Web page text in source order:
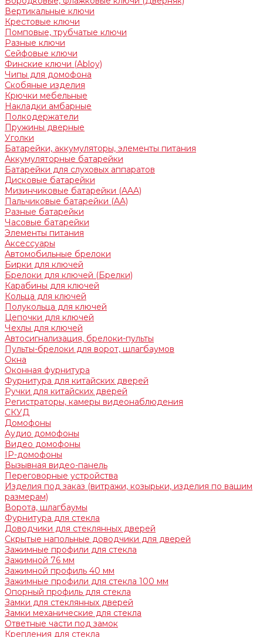
Вертикальные ключи
Крестовые ключи
Помповые, трубчатые ключи
Разные ключи
Сейфовые ключи
Финские ключи (Abloy)
Чипы для домофона
Скобяные изделия
Крючки мебельные
Накладки амбарные
Полкодержатели
Пружины дверные
Уголки
Батарейки, аккумуляторы, элементы питания
Аккумуляторные батарейки
Батарейки для слуховых аппаратов
Дисковые батарейки
Мизинчиковые батарейки (AAA)
Пальчиковые батарейки (AA)
Разные батарейки
Часовые батарейки
Элементы питания
Аксессуары
Автомобильные брелоки
Бирки для ключей
Брелоки для ключей (Брелки)
Карабины для ключей
Кольца для ключей
Полукольца для ключей
Цепочки для ключей
Чехлы для ключей
Автосигнализация, брелоки-пульты
Пульты-брелоки для ворот, шлагбаумов
Окна
Оконная фурнитура
Фурнитура для китайских дверей
Ручки для китайских дверей
Регистраторы, камеры видеонаблюдения
СКУД
Домофоны
Аудио домофоны
Видео домофоны
IP-домофоны
Вызывная видео-панель
Переговорные устройства
Изделия под заказ (витражи, козырьки, изделия по вашим
размерам)
Ворота, шлагбаумы
Фурнитура для стекла
Доводчики для стеклянных дверей
Скрытые напольные доводчики для дверей
Зажимные профили для стекла
Зажимной 76 мм
Зажимной профиль 40 мм
Зажимные профили для стекла 100 мм
Опорный профиль для стекла
Замки для стеклянных дверей
Замки механические для стекла
Ответные части под замок
Крепления для стекла